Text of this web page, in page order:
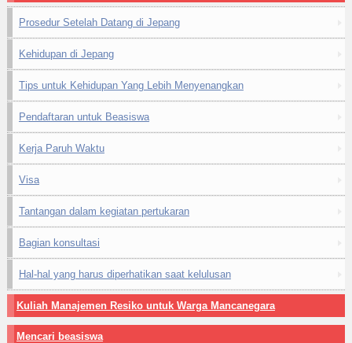
Prosedur Setelah Datang di Jepang
Kehidupan di Jepang
Tips untuk Kehidupan Yang Lebih Menyenangkan
Pendaftaran untuk Beasiswa
Kerja Paruh Waktu
Visa
Tantangan dalam kegiatan pertukaran
Bagian konsultasi
Hal-hal yang harus diperhatikan saat kelulusan
Kuliah Manajemen Resiko untuk Warga Mancanegara
Mencari beasiswa